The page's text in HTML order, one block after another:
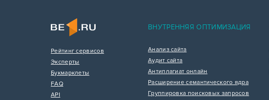
Рейтинг сервисов
Эксперты
Букмарклеты
FAQ
API
ВНУТРЕННЯЯ ОПТИМИЗАЦИЯ
Анализ сайта
Аудит сайта
Антиплагиат онлайн
Расширение семантического ядра
Группировка поисковых запросов